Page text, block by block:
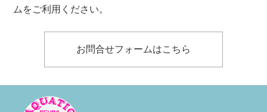
ムをご利用ください。
お問合せフォームはこちら